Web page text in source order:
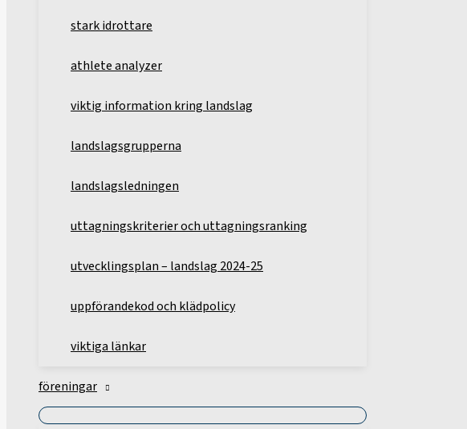
stark idrottare
athlete analyzer
viktig information kring landslag
landslagsgrupperna
landslagsledningen
uttagningskriterier och uttagningsranking
utvecklingsplan – landslag 2024-25
uppförandekod och klädpolicy
viktiga länkar
föreningar